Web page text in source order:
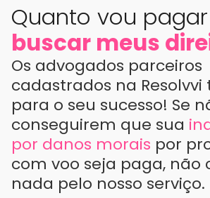
Quanto vou
buscar meus
Os advogados parceiros
cadastrados na
para o seu sucesso! Se
conseguirem que sua
por danos morais por
com voo seja paga, não
nada pelo nosso serviço.